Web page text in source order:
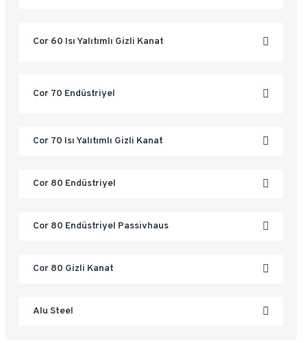
Cor 60 Isı Yalıtımlı Gizli Kanat
Cor 70 Endüstriyel
Cor 70 Isı Yalıtımlı Gizli Kanat
Cor 80 Endüstriyel
Cor 80 Endüstriyel Passivhaus
Cor 80 Gizli Kanat
Alu Steel